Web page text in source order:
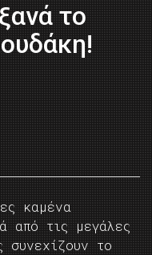
το
καμένα
από τις μεγάλες
συνεχίζουν το